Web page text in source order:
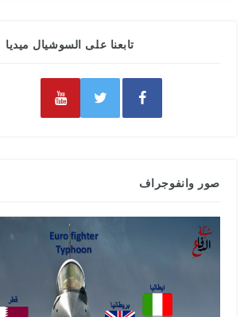
تابعنا على السوشيال ميديا
صور وانفوجراف